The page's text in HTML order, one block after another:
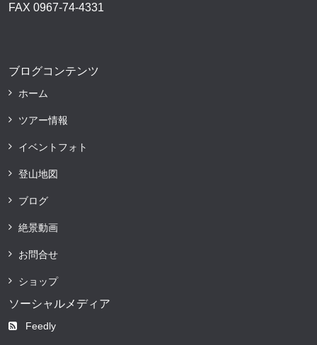
FAX 0967-74-4331
ブログコンテンツ
ホーム
ツアー情報
イベントフォト
登山地図
ブログ
絶景動画
お問合せ
ショップ
ソーシャルメディア
Feedly